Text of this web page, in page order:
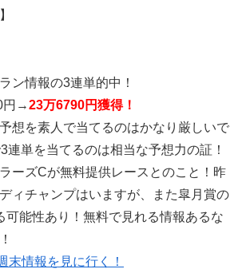
ン情報の3連単的中！
円→23万6790円獲得！
想を素人で当てるのはかなり厳しいで
連単を当てるのは相当な予想力の証！
ーズCが無料提供レースとのこと！昨
ィチャンプはいますが、また皐月賞の
可能性あり！無料で見れる情報あるな
末情報を見に行く！